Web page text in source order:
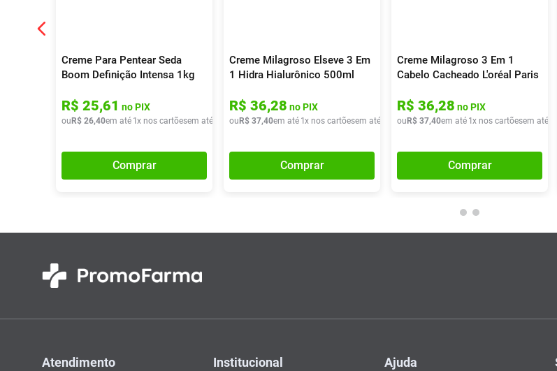
Creme Para Pentear Seda
Boom Definição Intensa 1kg
R$ 25,61 no PIX
ou R$ 26,40em até 1x nos cartõesem até x deR$ 26,40
Comprar
Creme Milagroso Elseve 3 Em
1 Hidra Hialurônico 500ml
R$ 36,28 no PIX
ou R$ 37,40em até 1x nos cartõesem até x deR$ 37,40
Comprar
Creme Milagroso 3 Em 1
Cabelo Cacheado L'oréal Paris
Sonhos 500ml
R$ 36,28 no PIX
ou R$ 37,40em até 1x nos cartõesem até
Comprar
Atendimento Institucional Ajuda